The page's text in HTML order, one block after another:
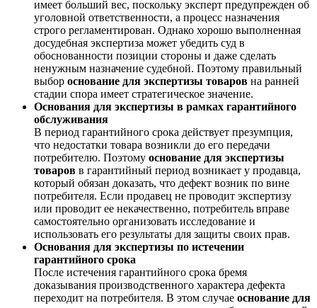
имеет больший вес, поскольку эксперт предупрежден об
уголовной ответственности, а процесс назначения
строго регламентирован. Однако хорошо выполненная
досудебная экспертиза может убедить суд в
обоснованности позиции стороны и даже сделать
ненужным назначение судебной. Поэтому правильный
выбор основание для экспертизы товаров на ранней
стадии спора имеет стратегическое значение.
Основания для экспертизы в рамках гарантийного
обслуживания
В период гарантийного срока действует презумпция,
что недостатки товара возникли до его передачи
потребителю. Поэтому основание для экспертизы
товаров в гарантийный период возникает у продавца,
который обязан доказать, что дефект возник по вине
потребителя. Если продавец не проводит экспертизу
или проводит ее некачественно, потребитель вправе
самостоятельно организовать исследование и
использовать его результаты для защиты своих прав.
Основания для экспертизы по истечении
гарантийного срока
После истечения гарантийного срока бремя
доказывания производственного характера дефекта
переходит на потребителя. В этом случае основание для